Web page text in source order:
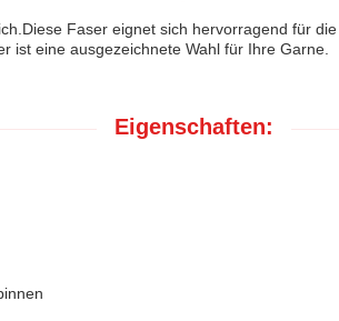
Faser eignet sich hervorragend für
ist eine ausgezeichnete Wahl für Ihre Garne.
Eigenschaften: